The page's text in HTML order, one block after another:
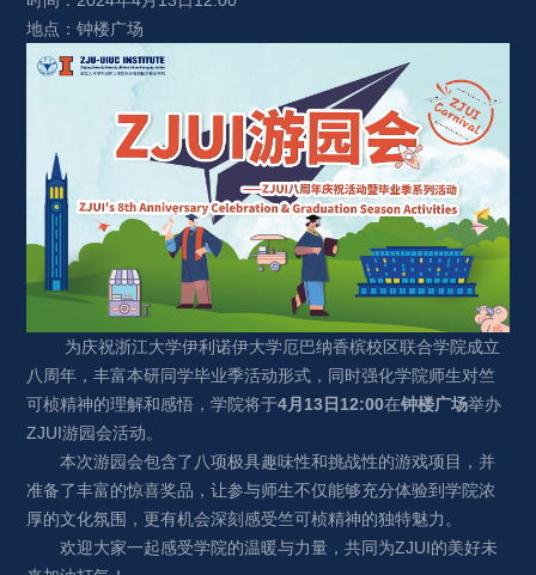
地点：钟楼广场
为庆祝浙江大学伊利诺伊大学厄巴纳香槟校区联合学院成立
八周年，丰富本研同学毕业季活动形式，同时强化学院师生对竺
可桢精神的理解和感悟，学院将于4月 13日 12:00在钟楼广场举办
ZJUI游园会活动。
本次游园会包含了八项极具趣味性和挑战性的游戏项目，并
准备了丰富的惊喜奖品，让参与师生不仅能够充分体验到学院浓
厚的文化氛围，更有机会深刻感受竺可桢精神的独特魅力。
欢迎大家一起感受学院的温暖与力量，共同为ZJUI的美好未